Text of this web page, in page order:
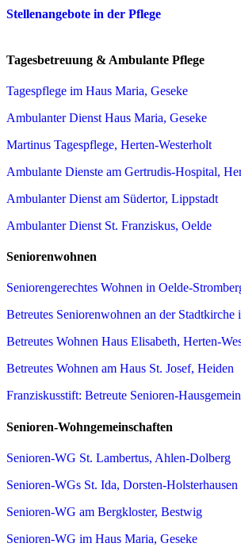
Stellenangebote in der Pflege
Tagesbetreuung & Ambulante Pflege
Tagespflege im Haus Maria, Geseke
Ambulanter Dienst Haus Maria, Geseke
Martinus Tagespflege, Herten-Westerholt
Ambulante Dienste am Gertrudis-Hospital,
Ambulanter Dienst am Südertor, Lippstadt
Ambulanter Dienst St. Franziskus, Oelde
Seniorenwohnen
Seniorengerechtes Wohnen in Oelde-
Betreutes Seniorenwohnen an der Stadtkirche
Betreutes Wohnen Haus Elisabeth, Herten-
Betreutes Wohnen am Haus St. Josef, Heiden
Franziskusstift: Betreute Senioren-
Senioren-Wohngemeinschaften
Senioren-WG St. Lambertus, Ahlen-Dolberg
Senioren-WGs St. Ida, Dorsten-Holsterhausen
Senioren-WG am Bergkloster, Bestwig
Senioren-WG im Haus Maria, Geseke